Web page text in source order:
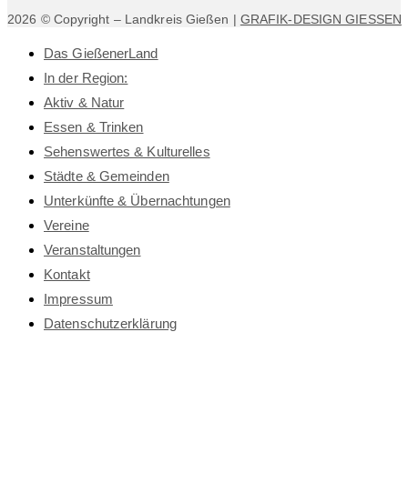
2026 © Copyright – Landkreis Gießen | GRAFIK-DESIGN GIESSEN
Das GießenerLand
In der Region:
Aktiv & Natur
Essen & Trinken
Sehenswertes & Kulturelles
Städte & Gemeinden
Unterkünfte & Übernachtungen
Vereine
Veranstaltungen
Kontakt
Impressum
Datenschutz­erklärung